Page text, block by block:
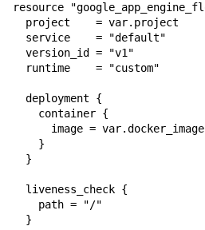
resource
  project    = var.project
  service    = "default"
  version_id = "v1"
  runtime    = "custom"
  deployment {
    container {
      image = var.docker_image
    }
  }
  liveness_check {
    path = "/"
  }